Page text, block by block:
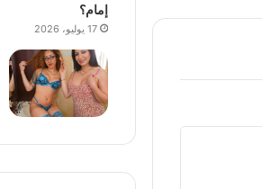
إمام؟
17 يوليو، 2026